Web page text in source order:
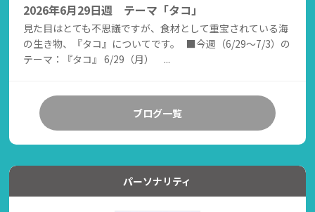
2026年6月29日週 テーマ「タコ」
見た目はとても不思議ですが、食材として重宝されている海
の生き物、『タコ』についてです。 ■今週（6/29～7/3）の
テーマ：『タコ』 6/29（月） ...
ブログ一覧
パーソナリティ